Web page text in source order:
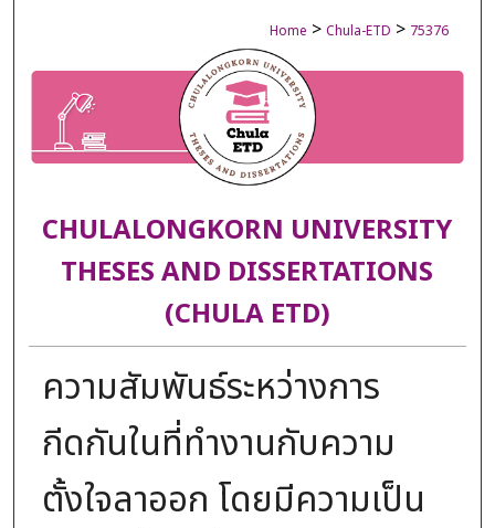
Home > Chula-ETD > 75376
CHULALONGKORN UNIVERSITY
THESES AND DISSERTATIONS
(CHULA ETD)
ความสัมพันธ์ระหว่างการ
กีดกันในที่ทำงานกับความ
ตั้งใจลาออก โดยมีความเป็น